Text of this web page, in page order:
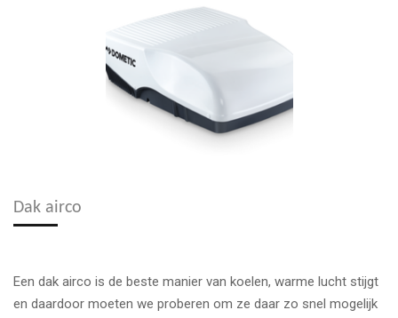
Dak airco
Een dak airco is de beste manier van koelen, warme lucht stijgt
en daardoor moeten we proberen om ze daar zo snel mogelijk